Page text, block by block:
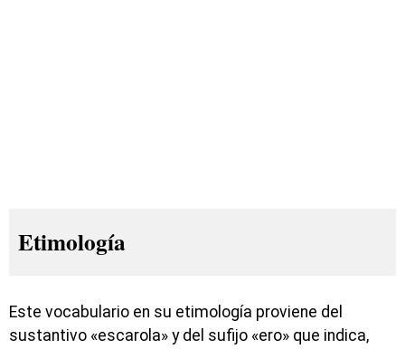
Etimología
Este vocabulario en su etimología proviene del
sustantivo «escarola» y del sufijo «ero» que indica,